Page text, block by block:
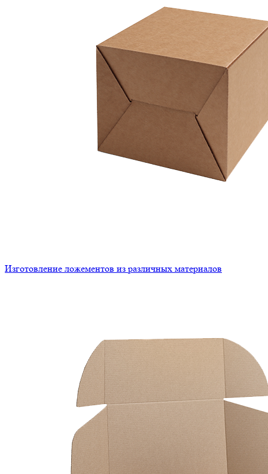
Изготовление ложементов из различных материалов